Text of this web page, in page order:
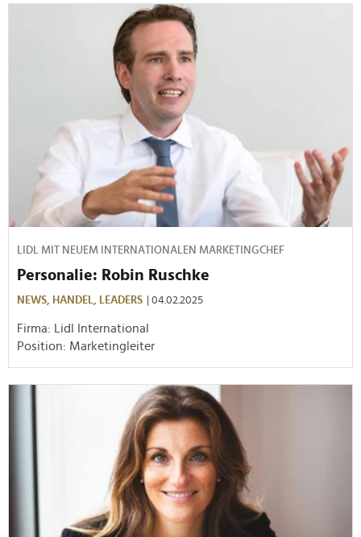
LIDL MIT NEUEM INTERNATIONALEN MARKETINGCHEF
Personalie: Robin Ruschke
NEWS, HANDEL, LEADERS | 04.02.2025
Firma: Lidl International
Position: Marketingleiter